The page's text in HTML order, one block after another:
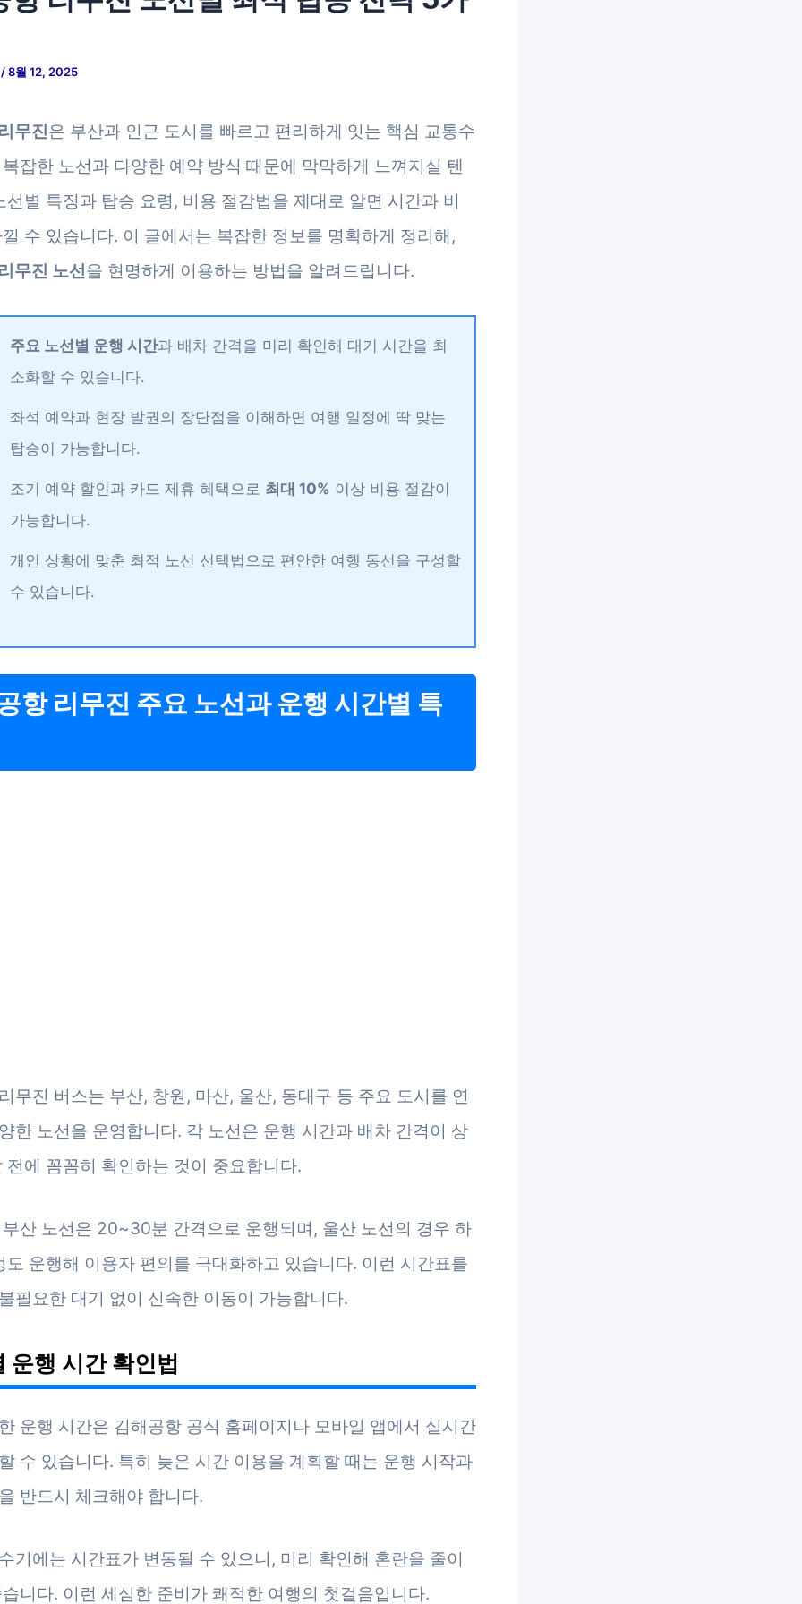
/8월 12, 2025
무진은 부산과 인근 도시를 빠르고 편리하게 잇는 핵심 교통수
잡한 노선과 다양한 예약 방식 때문에 막막하게 느껴지실 텐
선별 특징과 탑승 요령, 비용 절감법을 제대로 알면 시간과 비
수 있습니다. 이 글에서는 복잡한 정보를 명확하게 정리해,
무진 노선을 현명하게 이용하는 방법을 알려드립니다.
주요 노선별 운행 시간과 배차 간격을 미리 확인해 대기 시간을 최
소화할 수 있습니다.
좌석 예약과 현장 발권의 장단점을 이해하면 여행 일정에 딱 맞는
탑승이 가능합니다.
조기 예약 할인과 카드 제휴 혜택으로 최대 10% 이상 비용 절감이
가능합니다.
개인 상황에 맞춘 최적 노선 선택법으로 편안한 여행 동선을 구성할
수 있습니다.
항 리무진 주요 노선과 운행 시간별 특
무진 버스는 부산, 창원, 마산, 울산, 동대구 등 주요 도시를 연
한 노선을 운영합니다. 각 노선은 운행 시간과 배차 간격이 상
전에 꼼꼼히 확인하는 것이 중요합니다.
산 노선은 20~30분 간격으로 운행되며, 울산 노선의 경우 하
운행해 이용자 편의를 극대화하고 있습니다. 이런 시간표를
필요한 대기 없이 신속한 이동이 가능합니다.
운행 시간 확인법
운행 시간은 김해공항 공식 홈페이지나 모바일 앱에서 실시간
수 있습니다. 특히 늦은 시간 이용을 계획할 때는 운행 시작과
반드시 체크해야 합니다.
기에는 시간표가 변동될 수 있으니, 미리 확인해 혼란을 줄이
니다. 이런 세심한 준비가 쾌적한 여행의 첫걸음입니다.